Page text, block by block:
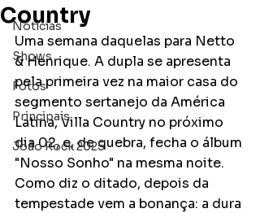
Notícias
Shows
Fotos
Principais
João Rock 2025
Country
Uma semana daquelas para Netto
& Henrique. A dupla se apresenta
pela primeira vez na maior casa do
segmento sertanejo da América
Latina, Villa Country no próximo
dia 02, e, de quebra, fecha o álbum
"Nosso Sonho" na mesma noite.
Como diz o ditado, depois da
tempestade vem a bonança: a dura